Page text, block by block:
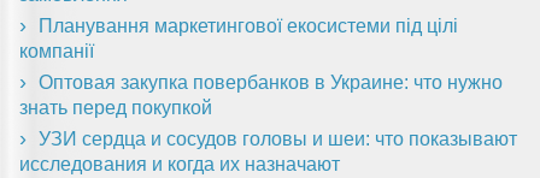
Планування маркетингової екосистеми під цілі
компанії
Оптовая закупка повербанков в Украине: что нужно
знать перед покупкой
УЗИ сердца и сосудов головы и шеи: что показывают
исследования и когда их назначают